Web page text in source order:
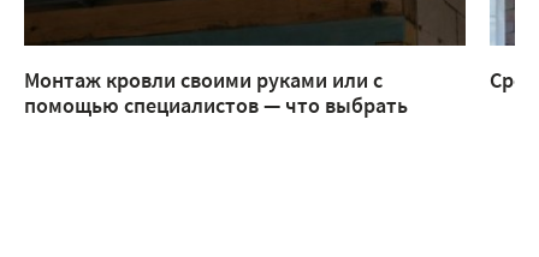
Монтаж кровли своими руками или с
помощью специалистов — что выбрать